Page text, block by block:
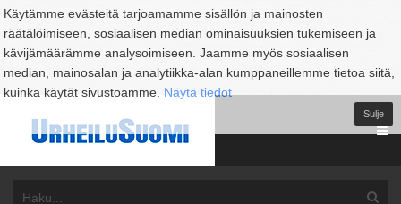
Käytämme evästeitä tarjoamamme sisällön ja mainosten
räätälöimiseen, sosiaalisen median ominaisuuksien tukemiseen ja
kävijämäärämme analysoimiseen. Jaamme myös sosiaalisen
median, mainosalan ja analytiikka-alan kumppaneillemme tietoa siitä,
kuinka käytät sivustoamme. Näytä tiedot
Sulje